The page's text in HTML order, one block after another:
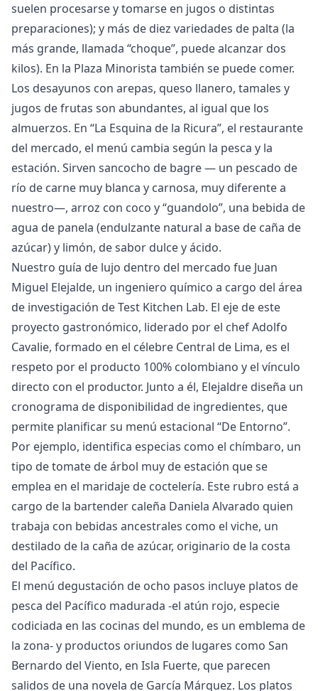
suelen procesarse y tomarse en jugos o distintas
preparaciones); y más de diez variedades de palta (la
más grande, llamada “choque”, puede alcanzar dos
kilos). En la Plaza Minorista también se puede comer.
Los desayunos con arepas, queso llanero, tamales y
jugos de frutas son abundantes, al igual que los
almuerzos. En “La Esquina de la Ricura”, el restaurante
del mercado, el menú cambia según la pesca y la
estación. Sirven sancocho de bagre — un pescado de
río de carne muy blanca y carnosa, muy diferente a
nuestro—, arroz con coco y “guandolo”, una bebida de
agua de panela (endulzante natural a base de caña de
azúcar) y limón, de sabor dulce y ácido.
Nuestro guía de lujo dentro del mercado fue Juan
Miguel Elejalde, un ingeniero químico a cargo del área
de investigación de Test Kitchen Lab. El eje de este
proyecto gastronómico, liderado por el chef Adolfo
Cavalie, formado en el célebre Central de Lima, es el
respeto por el producto 100% colombiano y el vínculo
directo con el productor. Junto a él, Elejaldre diseña un
cronograma de disponibilidad de ingredientes, que
permite planificar su menú estacional “De Entorno”.
Por ejemplo, identifica especias como el chímbaro, un
tipo de tomate de árbol muy de estación que se
emplea en el maridaje de coctelería. Este rubro está a
cargo de la bartender caleña Daniela Alvarado quien
trabaja con bebidas ancestrales como el viche, un
destilado de la caña de azúcar, originario de la costa
del Pacífico.
El menú degustación de ocho pasos incluye platos de
pesca del Pacífico madurada -el atún rojo, especie
codiciada en las cocinas del mundo, es un emblema de
la zona- y productos oriundos de lugares como San
Bernardo del Viento, en Isla Fuerte, que parecen
salidos de una novela de García Márquez. Los platos